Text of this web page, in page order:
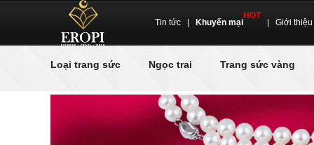
Tin tức Khuyến mại
HOT
Giới thiệu
Loại trang sức Ngọc trai Trang sức vàng